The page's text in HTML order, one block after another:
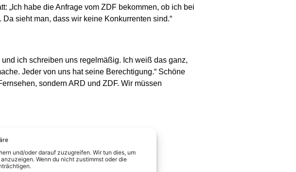
und/oder darauf zuzugreifen. Wir tun dies, um
Wenn du nicht zustimmst oder die
„Ich habe die Anfrage vom ZDF bekommen, ob ich bei
sieht man, dass wir keine Konkurrenten sind.“
ich schreiben uns regelmäßig. Ich weiß das ganz,
Jeder von uns hat seine Berechtigung.“ Schöne
sondern ARD und ZDF. Wir müssen